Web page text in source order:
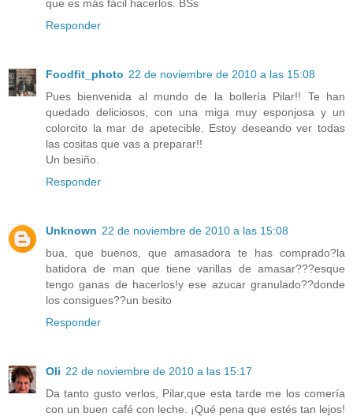
que es más fácil hacerlos. BSs
Responder
Foodfit_photo 22 de noviembre de 2010 a las 15:08
Pues bienvenida al mundo de la bollería Pilar!! Te han
quedado deliciosos, con una miga muy esponjosa y un
colorcito la mar de apetecible. Estoy deseando ver todas
las cositas que vas a preparar!!
Un besiño.
Responder
Unknown 22 de noviembre de 2010 a las 15:08
bua, que buenos, que amasadora te has comprado?la
batidora de man que tiene varillas de amasar???esque
tengo ganas de hacerlos!y ese azucar granulado??donde
los consigues??un besito
Responder
Oli 22 de noviembre de 2010 a las 15:17
Da tanto gusto verlos, Pilar,que esta tarde me los comería
con un buen café con leche. ¡Qué pena que estés tan lejos!